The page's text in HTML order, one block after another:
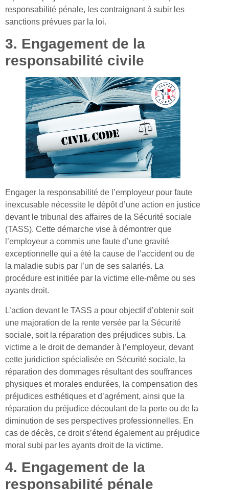
responsabilité pénale, les contraignant à subir les
sanctions prévues par la loi.
3. Engagement de la
responsabilité civile
Engager la responsabilité de l’employeur pour faute
inexcusable nécessite le dépôt d’une action en justice
devant le tribunal des affaires de la Sécurité sociale
(TASS). Cette démarche vise à démontrer que
l’employeur a commis une faute d’une gravité
exceptionnelle qui a été la cause de l’accident ou de
la maladie subis par l’un de ses salariés. La
procédure est initiée par la victime elle-même ou ses
ayants droit.
L’action devant le TASS a pour objectif d’obtenir soit
une majoration de la rente versée par la Sécurité
sociale, soit la réparation des préjudices subis. La
victime a le droit de demander à l’employeur, devant
cette juridiction spécialisée en Sécurité sociale, la
réparation des dommages résultant des souffrances
physiques et morales endurées, la compensation des
préjudices esthétiques et d’agrément, ainsi que la
réparation du préjudice découlant de la perte ou de la
diminution de ses perspectives professionnelles. En
cas de décès, ce droit s’étend également au préjudice
moral subi par les ayants droit de la victime.
4. Engagement de la
responsabilité pénale